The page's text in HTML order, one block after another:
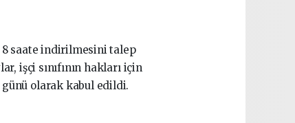
8 saate indirilmesini talep
işçi sınıfının hakları için
günü olarak kabul edildi.